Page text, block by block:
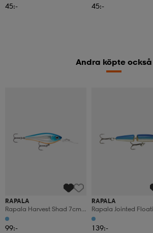
45:- 45:-
Andra köpte också
RAPALA
Rapala Harvest Shad 7cm
9g - Silver Blue
99:-
RAPALA
Rapala Jointed
9cm - Blue
139:-